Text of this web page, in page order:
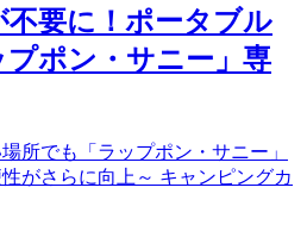
不要に！ポータブル
プポン・サニー」専
所でも「ラップポン・サニー」
がさらに向上～ キャンピングカ